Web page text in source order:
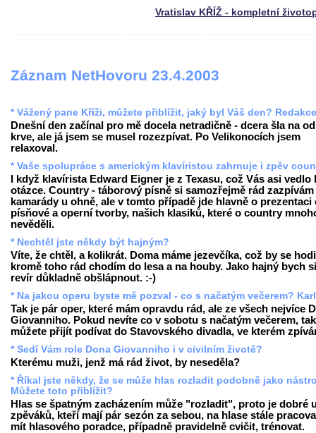
Vratislav KŘÍŽ - kompletní
Záznam NetHovoru 23.4.2003
* Vážený pane Kříži, můžete přiblížit, jaký byl Váš den? Redakce
Dnešní den začínal pro mě docela netradičně - dcera šla na
krve, ale já jsem se musel rozezpívat. Po Velikonocích jsem
relaxoval.
* Vaše spolupráce s americkým klavíristou zahrnuje i zpěv
I když klavírista Edward Eigner je z Texasu, což Vás asi vedlo
otázce. Country - táborový písně si samozřejmě rád zazpívám
kamarády u ohně, ale v tomto případě jde hlavně o prezentaci
písňové a operní tvorby, našich klasiků, které o country
nevěděli.
* Nechtěl jste někdy být hajným?
Víte, že chtěl, a kolikrát. Doma máme jezevčíka, což by se
kromě toho rád chodím do lesa a na houby. Jako hajný bych
revír důkladně obšlápnout. :-)
* Na jakou operu byste mě pozval - co s načatým večerem?
Tak je pár oper, které mám opravdu rád, ale ze všech nejvíce
Giovanniho. Pokud nevíte co v sobotu s načatým večerem,
můžete přijít podívat do Stavovského divadla, ve kterém
* Sedí Vám role Dona Giovanniho i v civilním životě?
Kterému muži, jenž má rád život, by neseděla?
* Říkal jste někdy, že se může hlas rozladit podobně jako
Můžete toto přiblížit?
Hlas se špatným zacházením může "rozladit", proto je dobré
zpěváků, kteří mají pár sezón za sebou, na hlase stále
mít hlasového poradce, případně pravidelně cvičit, trénovat.